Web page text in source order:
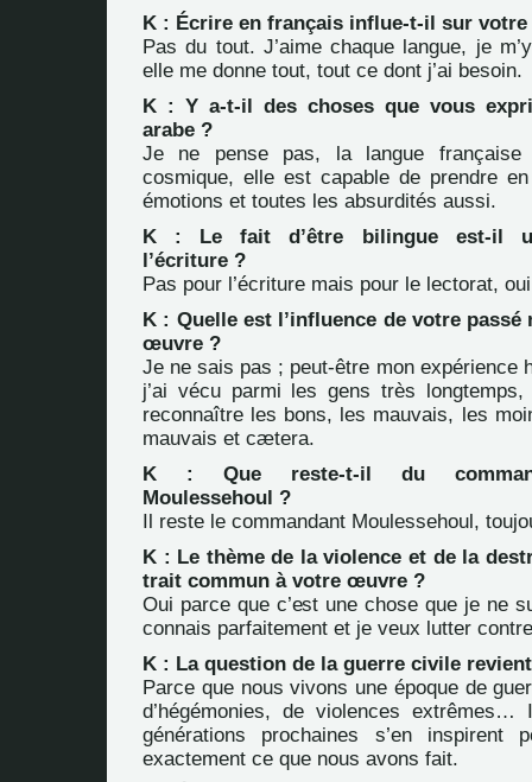
K : Écrire en français influe-t-il sur votre
Pas du tout. J’aime chaque langue, je
elle me donne tout, tout ce dont j’ai besoin.
K : Y a-t-il des choses que vous
arabe ?
Je ne pense pas, la langue française
cosmique, elle est capable de prendre
émotions et toutes les absurdités aussi.
K : Le fait d’être bilingue est-il
l’écriture ?
Pas pour l’écriture mais pour le lectorat,
K : Quelle est l’influence de votre
œuvre ?
Je ne sais pas ; peut-être mon expérience
j’ai vécu parmi les gens très
reconnaître les bons, les mauvais, les
mauvais et cætera.
K : Que reste-t-il du
Moulessehoul ?
Il reste le commandant Moulessehoul,
K : Le thème de la violence et de la
trait commun à votre œuvre ?
Oui parce que c’est une chose que je ne
connais parfaitement et je veux lutter
K : La question de la guerre civile
Parce que nous vivons une époque de
d’hégémonies, de violences
générations prochaines s’en inspirent
exactement ce que nous avons fait.